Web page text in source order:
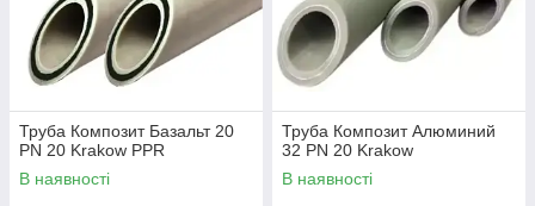
Труба Композит Базальт 20
PN 20 Krakow PPR
В наявності
Труба Композит Алюминий
32 PN 20 Krakow
В наявності